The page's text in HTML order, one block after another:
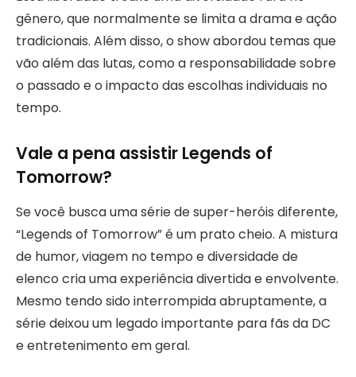
gênero, que normalmente se limita a drama e ação
tradicionais. Além disso, o show abordou temas que
vão além das lutas, como a responsabilidade sobre
o passado e o impacto das escolhas individuais no
tempo.
Vale a pena assistir Legends of
Tomorrow?
Se você busca uma série de super-heróis diferente,
“Legends of Tomorrow” é um prato cheio. A mistura
de humor, viagem no tempo e diversidade de
elenco cria uma experiência divertida e envolvente.
Mesmo tendo sido interrompida abruptamente, a
série deixou um legado importante para fãs da DC
e entretenimento em geral.